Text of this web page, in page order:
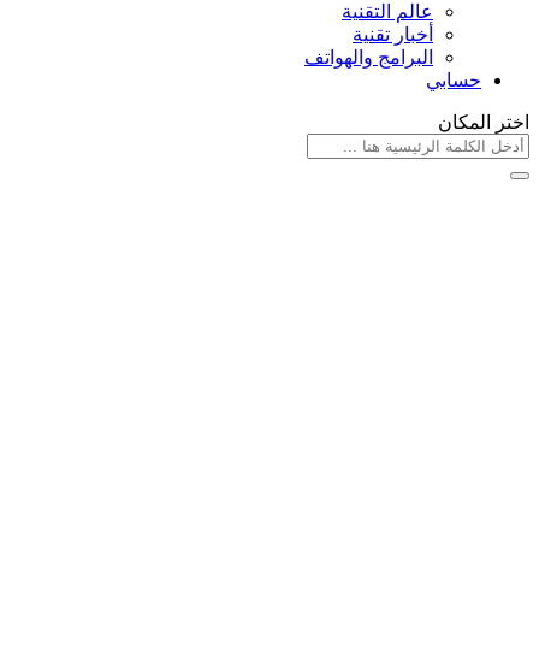
عالم التقنية
أخبار تقنية
البرامج والهواتف
حسابي
اختر المكان